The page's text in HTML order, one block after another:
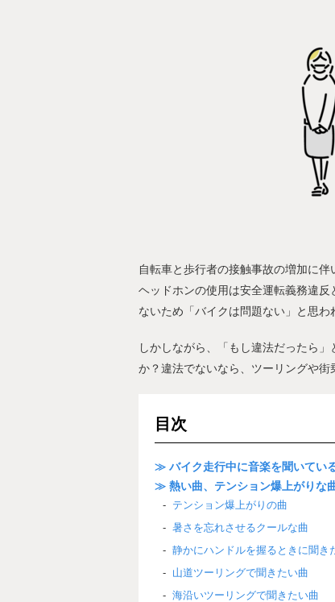
自転車と歩行者の接触事故の増加に
ヘッドホンの使用は安全運転義務違
ないため「バイクは問題ない」と思わ
しかしながら、「もし違法だったら
か？違法でないなら、ツーリングや街
目次
≫ バイク走行中に音楽を聞いてい
≫ 熱い曲、テンション爆上がりな
テンション爆上がりの曲
暑さを忘れさせるクールな曲
静かにハンドルを握るときに聞き
山道ツーリングで聞きたい曲
海沿いツーリングで聞きたい曲